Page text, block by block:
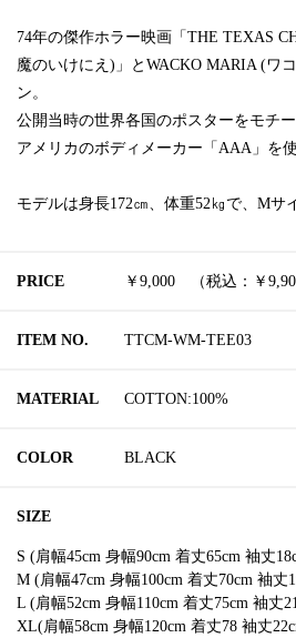
74年の傑作ホラー映画「THE TEXAS
魔のいけにえ)」とWACKO MARIA (ワ
ン。
公開当時の世界各国のポスターをモチー
アメリカのボディメーカー「AAA」を
モデルは身長172㎝、体重52㎏で、Mサ
PRICE ￥9,000 （税込：￥
ITEM NO. TTCM-WM-TEE03
MATERIAL COTTON:100%
COLOR BLACK
SIZE
S (肩幅45cm 身幅90cm 着丈65cm 袖丈
M (肩幅47cm 身幅100cm 着丈70cm 袖丈
L (肩幅52cm 身幅110cm 着丈75cm 袖丈
XL(肩幅58cm 身幅120cm 着丈78 袖丈